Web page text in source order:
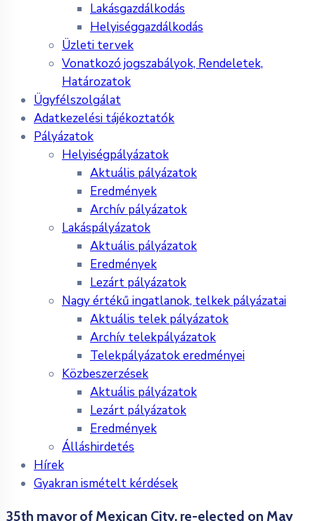
Lakásgazdálkodás
Helyiséggazdálkodás
Üzleti tervek
Vonatkozó jogszabályok, Rendeletek,
Határozatok
Ügyfélszolgálat
Adatkezelési tájékoztatók
Pályázatok
Helyiségpályázatok
Aktuális pályázatok
Eredmények
Archív pályázatok
Lakáspályázatok
Aktuális pályázatok
Eredmények
Lezárt pályázatok
Nagy értékű ingatlanok, telkek pályázatai
Aktuális telek pályázatok
Archív telekpályázatok
Telekpályázatok eredményei
Közbeszerzések
Aktuális pályázatok
Lezárt pályázatok
Eredmények
Álláshirdetés
Hírek
Gyakran ismételt kérdések
35th mayor of Mexican City, re-elected on May